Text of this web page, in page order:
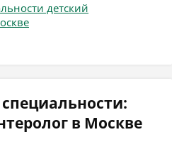
детский
в Москве